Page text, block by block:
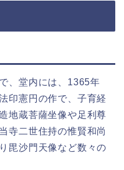
、堂内には、1365年
印憲円の作で、子育経
地蔵菩薩坐像や足利尊
寺二世住持の惟賢和尚
毘沙門天像など数々の